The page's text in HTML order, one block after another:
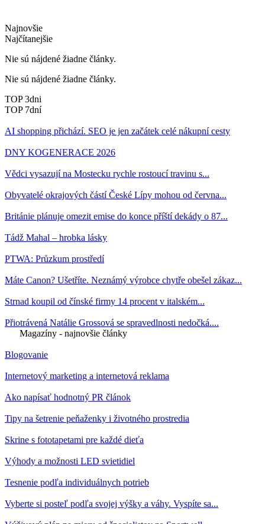
Najnovšie
Najčítanejšie
Nie sú nájdené žiadne články.
Nie sú nájdené žiadne články.
TOP 3dni
TOP 7dní
AI shopping přichází. SEO je jen začátek celé nákupní cesty
DNY KOGENERACE 2026
Vědci vysazují na Mostecku rychle rostoucí travinu s...
Obyvatelé okrajových částí České Lípy mohou od června...
Británie plánuje omezit emise do konce příští dekády o 87...
Tádž Mahal – hrobka lásky
PTWA: Průzkum prostředí
Máte Canon? Ušetříte. Neznámý výrobce chytře obešel zákaz...
Strnad koupil od čínské firmy 14 procent v italském...
Přiotrávená Natálie Grossová se spravedlnosti nedočká....
Magazíny - najnovšie články
Blogovanie
Internetový marketing a internetová reklama
Ako napísať hodnotný PR článok
Tipy na šetrenie peňaženky i životného prostredia
Skrine s fototapetami pre každé dieťa
Výhody a možnosti LED svietidiel
Tesnenie podľa individuálnych potrieb
Vyberte si posteľ podľa svojej výšky a váhy. Vyspíte sa...